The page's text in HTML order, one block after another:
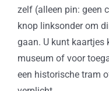
zelf (alleen pin: geen
knop linksonder om
gaan. U kunt kaartjes
museum of voor
een historische tram